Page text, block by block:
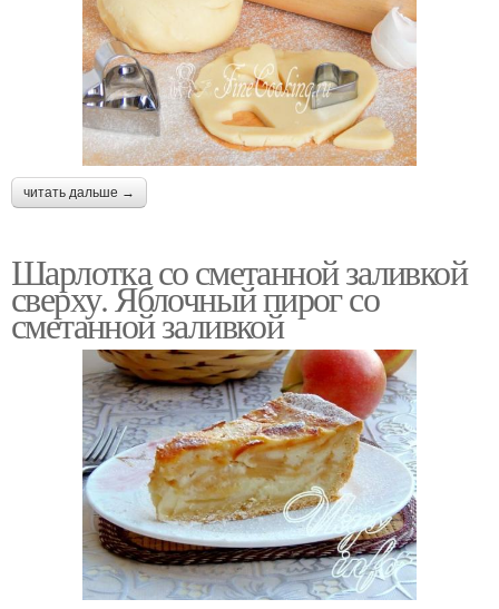
читать дальше →
Шарлотка со сметанной заливкой
сверху. Яблочный пирог со
сметанной заливкой